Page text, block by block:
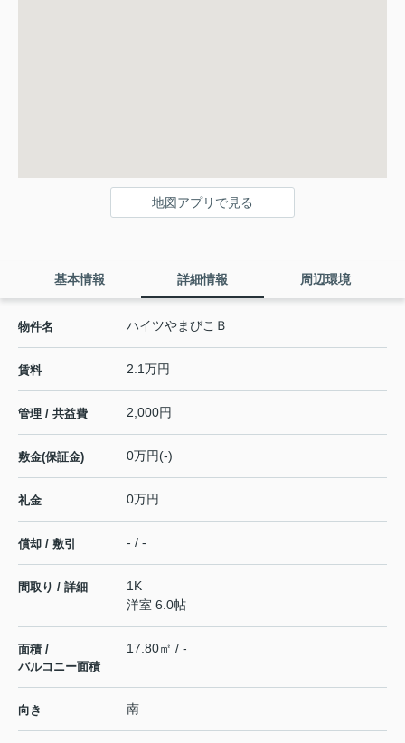
地図アプリで見る
基本情報 詳細情報 周辺環境
物件名 ハイツやまびこＢ
賃料 2.1万円
管理 / 共益費 2,000円
敷金(保証金) 0万円(-)
礼金 0万円
償却 / 敷引 - / -
間取り / 詳細
1K
洋室 6.0帖
面積 /
バルコニー面積
17.80㎡ / -
向き 南